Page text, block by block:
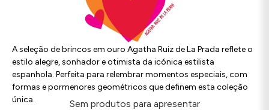
A seleção de brincos em ouro Agatha Ruiz de La Prada reflete o
estilo alegre, sonhador e otimista da icónica estilista
espanhola. Perfeita para relembrar momentos especiais, com
formas e pormenores geométricos que definem esta coleção
única.
Sem produtos para apresentar